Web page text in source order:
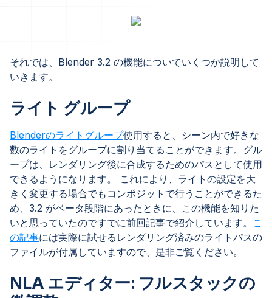
それでは、Blender 3.2 の機能についていくつか説明して
いきます。
ライト グループ
Blenderのライトグループ使用すると、シーン内で好きな
数のライトをグループに割り当てることができます。グル
ープは、レンダリング後に合成するためのパスとして使用
できるようになります。 これにより、ライトの設定を大
きく変更する場合でもコンポジットで行うことができるた
め、3.2 がベータ段階にあったときに、この機能を知りた
いと思っていたのですでに前回記事で紹介しています。 こ
の記事には実際に試せるレンダリング済みのライトパスの
ファイルが付属していますので、是非ご覧ください。
NLA エディター: フルスタックの